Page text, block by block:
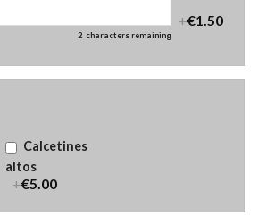
2 characters remaining
+€1.50
Calcetines
altos
+€5.00